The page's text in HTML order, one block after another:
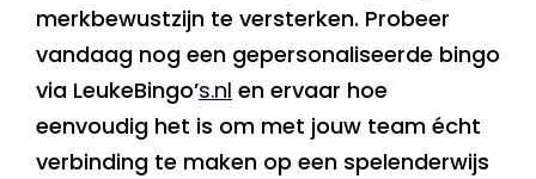
merkbewustzijn te versterken. Probeer
vandaag nog een gepersonaliseerde bingo
via LeukeBingo’s.nl en ervaar hoe
eenvoudig het is om met jouw team écht
verbinding te maken op een spelenderwijs